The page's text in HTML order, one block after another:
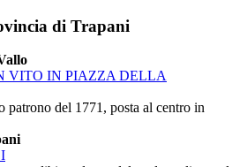
di Trapani
VITO IN PIAZZA DELLA
patrono del 1771, posta al centro in